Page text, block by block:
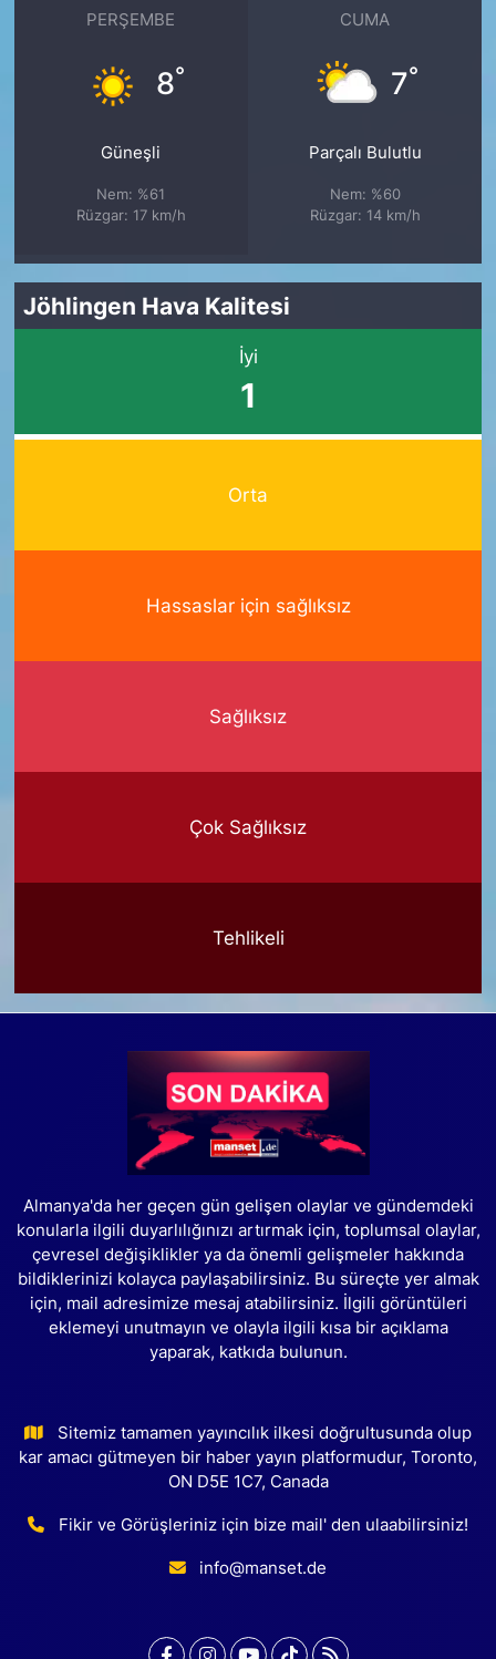
PERŞEMBE
8°
Güneşli
Nem: %61
Rüzgar: 17 km/h
CUMA
7°
Parçalı Bulutlu
Nem: %60
Rüzgar: 14 km/h
Jöhlingen Hava Kalitesi
İyi
1
Orta
Hassaslar için sağlıksız
Sağlıksız
Çok Sağlıksız
Tehlikeli
Almanya'da her geçen gün gelişen olaylar ve gündemdeki
konularla ilgili duyarlılığınızı artırmak için, toplumsal olaylar,
çevresel değişiklikler ya da önemli gelişmeler hakkında
bildiklerinizi kolayca paylaşabilirsiniz. Bu süreçte yer almak
için, mail adresimize mesaj atabilirsiniz. İlgili görüntüleri
eklemeyi unutmayın ve olayla ilgili kısa bir açıklama
yaparak, katkıda bulunun.
Sitemiz tamamen yayıncılık ilkesi doğrultusunda olup
kar amacı gütmeyen bir haber yayın platformudur, Toronto,
ON D5E 1C7, Canada
Fikir ve Görüşleriniz için bize mail' den ulaabilirsiniz!
info@manset.de